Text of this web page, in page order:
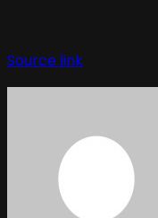
Source link